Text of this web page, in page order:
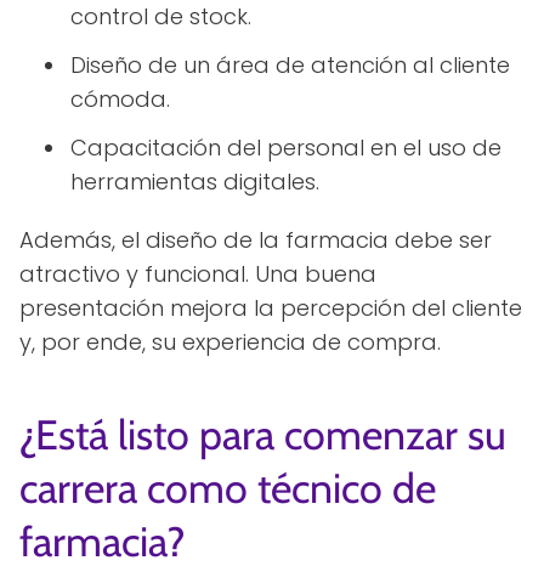
control de stock.
Diseño de un área de atención al cliente
cómoda.
Capacitación del personal en el uso de
herramientas digitales.
Además, el diseño de la farmacia debe ser
atractivo y funcional. Una buena
presentación mejora la percepción del cliente
y, por ende, su experiencia de compra.
¿Está listo para comenzar su
carrera como técnico de
farmacia?